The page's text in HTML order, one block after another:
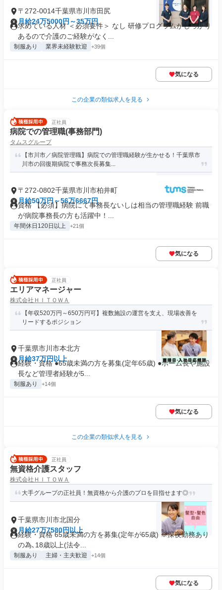
〒272-0014千葉県市川市田尻
月給24万5000円～35万円
求めている人材 ＜必須要件＞ なし 研修プログラムがしっかり
あるので介護のご経験がなく...
制服あり 業界未経験歓迎 +39個
気になる
この企業の類似求人を見る
正社員
病院での管理職(事務部門)
タムスグループ
【市川市／病院管理職】病院での管理職経験が生かせる！千葉県市
川市の回復期病院で事務次長募集...
〒272-0802千葉県市川市柏井町
月給50万円～56万6667円
資格 【必須】病院にて事務長ないしは相当の管理職経験 前職
が病院事務長の方も活躍中！...
年間休日120日以上 +21個
気になる
正社員
エリアマネージャー
株式会社ＨＩＴＯＷＡ
【年収520万円～650万円可】複数施設の運営を支え、現場改善を
リードするポジション
千葉県市川市本北方
月給37万円以上
経験・資格 ●65歳未満の方を募集(定年65歳) ●ホーム長や施設
長など管理者経験が5...
制服あり +14個
気になる
この企業の類似求人を見る
正社員
無資格介護スタッフ
株式会社ＨＩＴＯＷＡ
大手グループの正社員！無資格から介護のプロを目指せます◎
千葉県市川市北国分
月給27万7580円以上
経験・資格 65歳未満の方を募集(定年が65歳) ※深夜勤務あり
の為､18歳以上(法令...
制服あり 主婦・主夫歓迎 +14個
気になる